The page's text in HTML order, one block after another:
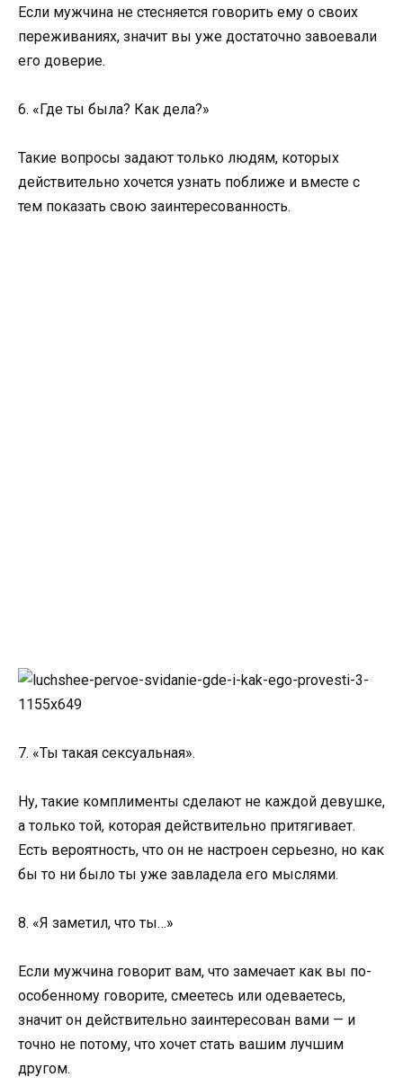
Если мужчина не стесняется говорить ему о своих
переживаниях, значит вы уже достаточно завоевали
его доверие.
6. «Где ты была? Как дела?»
Такие вопросы задают только людям, которых
действительно хочется узнать поближе и вместе с
тем показать свою заинтересованность.
7. «Ты такая сексуальная».
Ну, такие комплименты сделают не каждой девушке,
а только той, которая действительно притягивает.
Есть вероятность, что он не настроен серьезно, но как
бы то ни было ты уже завладела его мыслями.
8. «Я заметил, что ты…»
Если мужчина говорит вам, что замечает как вы по-
особенному говорите, смеетесь или одеваетесь,
значит он действительно заинтересован вами — и
точно не потому, что хочет стать вашим лучшим
другом.